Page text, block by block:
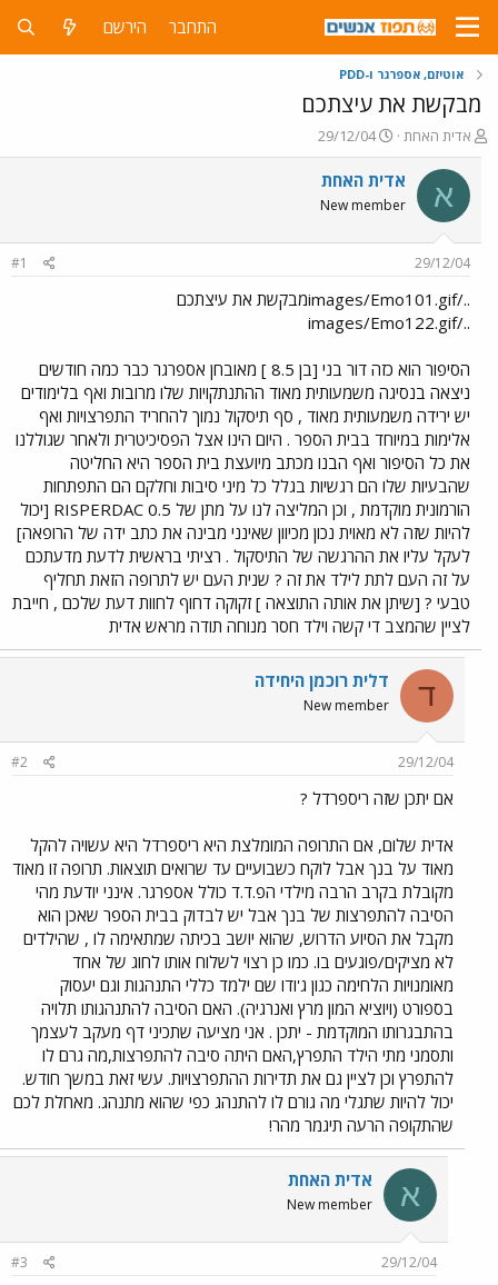
התחבר הירשם
אוטיזם, אספרגר ו-PDD
מבקשת את עיצתכם
פ
ו
ת
ח
ה
ש
אדית האחת
פ
ו
ר
ם
ר
י
ך
29/12/04
א אדית האחת
New member
29/12/04
#1
../images/Emo101.gifמבקשת את עיצתכם
../images/Emo122.gif
הסיפור הוא כזה דור בני [בן 8.5 ] מאובחן אספרגר כבר כמה חודשים
ניצאה בנסיגה משמעותית מאוד ההתנתקויות שלו מרובות ואף בלימודים
יש ירידה משמעותית מאוד , סף תיסקול נמוך להחריד התפרצויות ואף
אלימות במיוחד בבית הספר . היום הינו אצל הפסיכיטרית ולאחר שגוללנו
את כל הסיפור ואף הבנו מכתב מיועצת בית הספר היא החליטה
שהבעיות שלו הם רגשיות בגלל כל מיני סיבות וחלקם הם התפתחות
הורמונית מוקדמת , וכן המליצה לנו על מתן של RISPERDAC 0.5 [יכול
להיות שזה לא מאוית נכון מכיוון שאינני מבינה את כתב ידה של הרופאה]
לעקל עליו את ההרגשה של התיסקול . רציתי בראשית לדעת מדעתכם
על זה העם לתת לילד את זה ? שנית העם יש לתרופה הזאת תחליף
טבעי ? [שיתן את אותה התוצאה ] זקוקה דחוף לחוות דעת שלכם , חייבת
לציין שהמצב די קשה וילד חסר מנוחה תודה מראש אדית
ד דלית רוכמן היחידה
New member
29/12/04
#2
אם יתכן שזה ריספרדל ?
אדית שלום, אם התרופה המומלצת היא ריספרדל היא עשויה להקל
מאוד על בנך אבל לוקח כשבועיים עד שרואים תוצאות. תרופה זו מאוד
מקובלת בקרב הרבה מילדי הפ.ד.ד כולל אספרגר. אינני יודעת מהי
הסיבה להתפרצות של בנך אבל יש לבדוק בבית הספר שאכן הוא
מקבל את הסיוע הדרוש, שהוא יושב בכיתה שמתאימה לו , שהילדים
לא מציקים/פוגעים בו. כמו כן רצוי לשלוח אותו לחוג של אחד
מאומנויות הלחימה כגון ג'ודו שם ילמד כללי התנהגות וגם יעסוק
בספורט (ויוציא המון מרץ ואנרגיה). האם הסיבה להתנהגותו תלויה
בהתבגרותו המוקדמת - יתכן . אני מציעה שתכיני דף מעקב לעצמך
ותסמני מתי הילד התפרץ,האם היתה סיבה להתפרצות,מה גרם לו
להתפרץ וכן לציין גם את תדירות ההתפרצויות. עשי זאת במשך חודש.
יכול להיות שתגלי מה גורם לו להתנהג כפי שהוא מתנהג. מאחלת לכם
שהתקופה הרעה תיגמר מהר!
א אדית האחת
New member
29/12/04
#3